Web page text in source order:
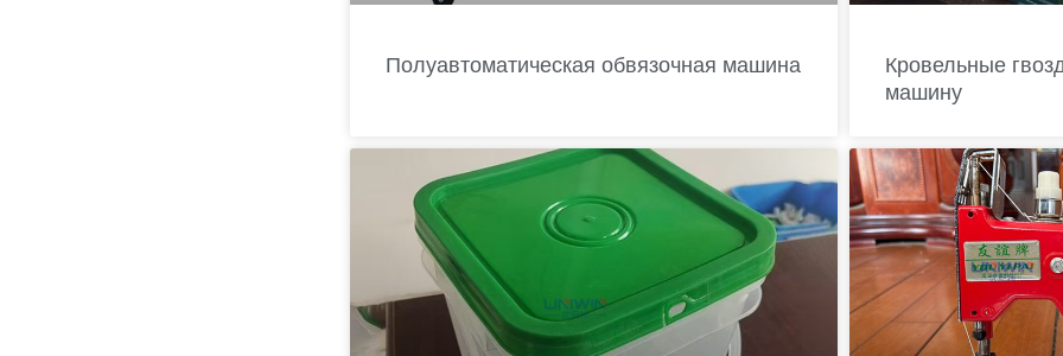
Полуавтоматическая обвязочная машина
Кровельные
машину